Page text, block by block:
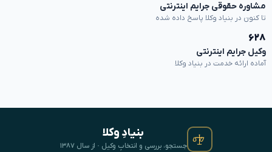
مشاوره حقوقی جرایم اینترنتی
تا کنون در بنیاد وکلا پاسخ داده شده
۶۲۸
وکیل جرایم اینترنتی
آماده ارائه خدمت در بنیاد وکلا
بنیادِ وکلا
جستجو، بررسی و انتخابِ وکیل · از سال ۱۳۸۷